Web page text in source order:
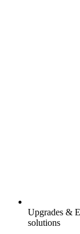
Upgrades &
solutions